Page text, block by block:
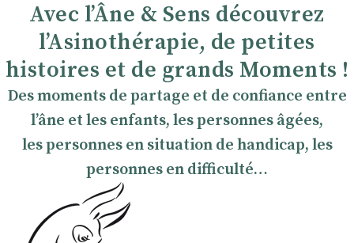
Avec lʼÂne & Sens découvrez
lʼAsinothérapie, de petites
histoires et de grands Moments !
Des moments de partage et de confiance entre
l’âne et les enfants, les personnes âgées,
les personnes en situation de handicap, les
personnes en difficulté…